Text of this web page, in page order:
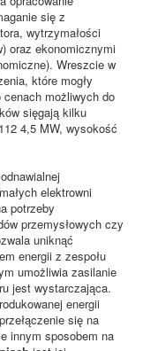
się z
wytrzymałości
oraz ekonomicznymi
Wreszcie w
które mogły
cenach możliwych do
sięgają kilku
4,5 MW, wysokość
elektrowni
potrzeby
przemysłowych czy
uniknąć
energii z zespołu
umożliwia zasilanie
jest wystarczająca.
energii
się na
innym sposobem na